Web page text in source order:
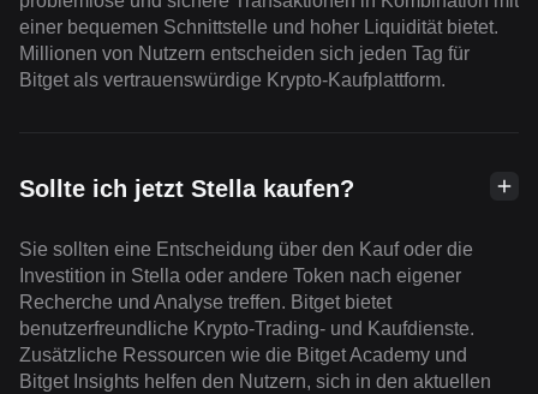
einer bequemen Schnittstelle und hoher Liquidität bietet.
Millionen von Nutzern entscheiden sich jeden Tag für
Bitget als vertrauenswürdige Krypto-Kaufplattform.
Sollte ich jetzt Stella kaufen?
Sie sollten eine Entscheidung über den Kauf oder die
Investition in Stella oder andere Token nach eigener
Recherche und Analyse treffen. Bitget bietet
benutzerfreundliche Krypto-Trading- und Kaufdienste.
Zusätzliche Ressourcen wie die Bitget Academy und
Bitget Insights helfen den Nutzern, sich in den aktuellen